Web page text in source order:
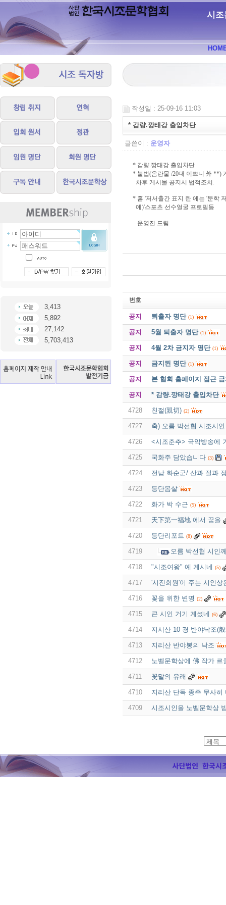
시조
3,413
5,892
27,142
5,703,413
작성일 : 25-09-16 11:03
* 감량.깡태강 출입차단
글쓴이 : 운영자
* 감량.깡태강 출입차단
* 불법(음란물 /20대 이쁘니 外 **)
차후 게시물 공지시 법적조치.
* 홈 '저서출간 표지 란 에는 '문학
예)'스포츠 선수얼굴 프로필등
운영진 드림
번호
공지 퇴출자 명단 (1)
공지 5월 퇴출자 명단 (1)
공지 4월 2차 금지자 명단 (1)
공지 금지된 명단 (1)
공지 본 협회 홈페이지 접근
공지 * 감량.깡태강 출입차단
4728 친절(親切) (2)
4727 축) 오름 박선협 시조시
4726 <시조춘추> 국악방송에
4725 국화주 담았습니다 (3)
4724 전남 화순군/ 산과 절과
4723 등단몸살
4722 화가 박 수근 (5)
4721 天下第一福地 에서 꿈을
4720 등단리포트 (8)
4719 오름 박선협 시인
4718 "시조여왕" 예 계시네 (5)
4717 '시진회원'이 주는 시인상
4716 꽃을 위한 변명 (2)
4715 큰 시인 거기 계셨네 (6)
4714 지시산 10 경 반야낙조(
4713 지리산 반야봉의 낙조
4712 노벨문학상에 佛 작가 르
4711 꽃말의 유래
4710 지리산 단독 종주 무사히
4709 시조시인을 노벨문학상